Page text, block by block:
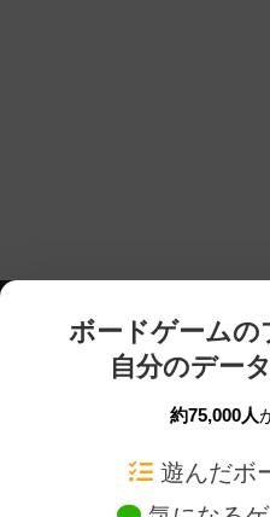
ボードゲームの
自分のデー
約75,000人
遊んだボ